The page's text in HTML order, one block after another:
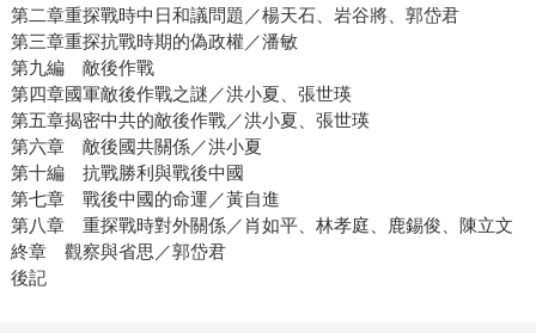
第二章重探戰時中日和議問題／楊天石、岩谷將、郭岱君
第三章重探抗戰時期的偽政權／潘敏
第九編 敵後作戰
第四章國軍敵後作戰之謎／洪小夏、張世瑛
第五章揭密中共的敵後作戰／洪小夏、張世瑛
第六章 敵後國共關係／洪小夏
第十編 抗戰勝利與戰後中國
第七章 戰後中國的命運／黃自進
第八章 重探戰時對外關係／肖如平、林孝庭、鹿錫俊、陳立文
終章 觀察與省思／郭岱君
後記